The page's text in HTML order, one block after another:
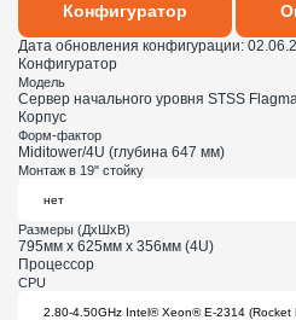
Конфигуратор
Дата обновления конфигурации:
Конфигуратор
Модель
Сервер начального уровня STSS
Корпус
Форм-фактор
Miditower/4U (глубина 647 мм)
Монтаж в 19" стойку
Размеры (ДхШхВ)
795мм х 625мм х 356мм (4U)
Процессор
CPU